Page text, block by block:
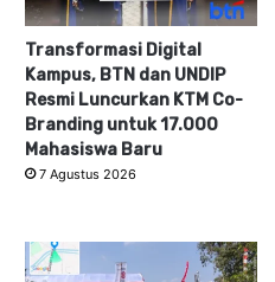
Transformasi Digital
Kampus, BTN dan UNDIP
Resmi Luncurkan KTM Co-
Branding untuk 17.000
Mahasiswa Baru
7 Agustus 2026